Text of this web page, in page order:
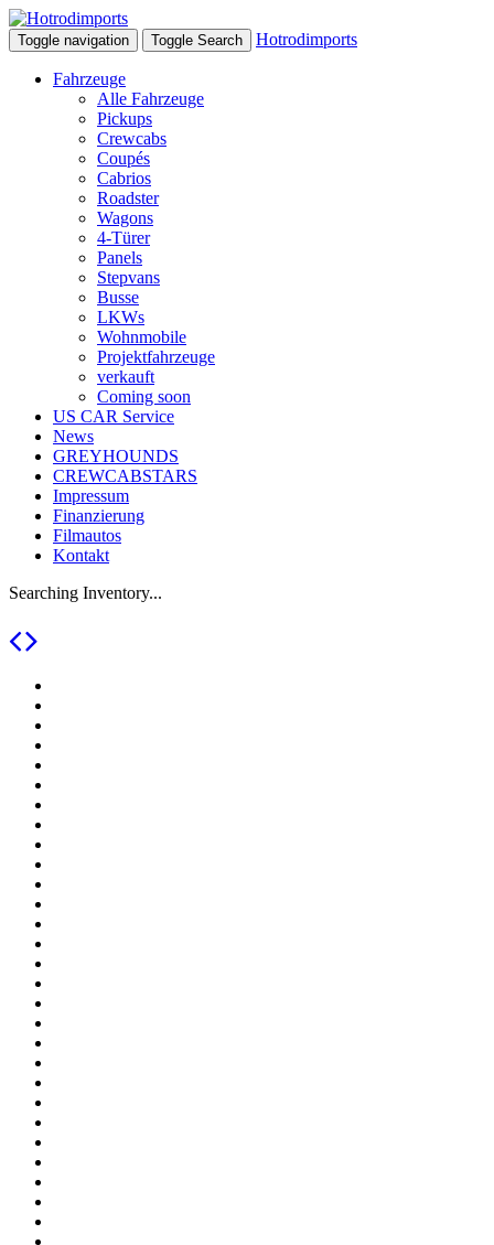
Toggle navigation Toggle Search Hotrodimports
Fahrzeuge
Alle Fahrzeuge
Pickups
Crewcabs
Coupés
Cabrios
Roadster
Wagons
4-Türer
Panels
Stepvans
Busse
LKWs
Wohnmobile
Projektfahrzeuge
verkauft
Coming soon
US CAR Service
News
GREYHOUNDS
CREWCABSTARS
Impressum
Finanzierung
Filmautos
Kontakt
Searching Inventory...